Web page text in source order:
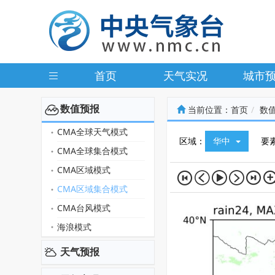
首页 天气实况 城市
数值预报
CMA全球天气模式
CMA全球集合模式
CMA区域模式
CMA区域集合模式
CMA台风模式
海浪模式
天气预报
当前位置： 首页 数
区域： 华中 要